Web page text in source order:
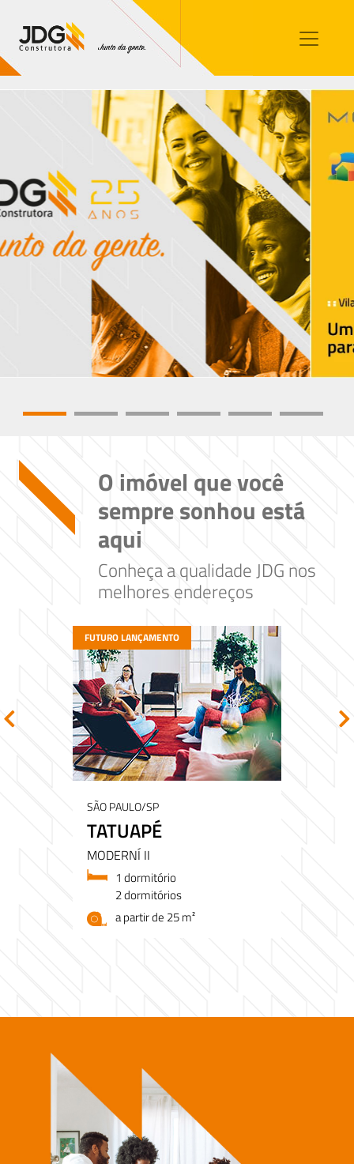
Contato
Sobre nós
O imóvel que você
sempre sonhou está
aqui
Conheça a qualidade JDG nos
melhores endereços
SÃO PAULO/SP
TATUAPÉ
MODERNÍ II
1 dormitório
2 dormitórios
a partir de 25 m²
FUTURO LANÇAMENTO